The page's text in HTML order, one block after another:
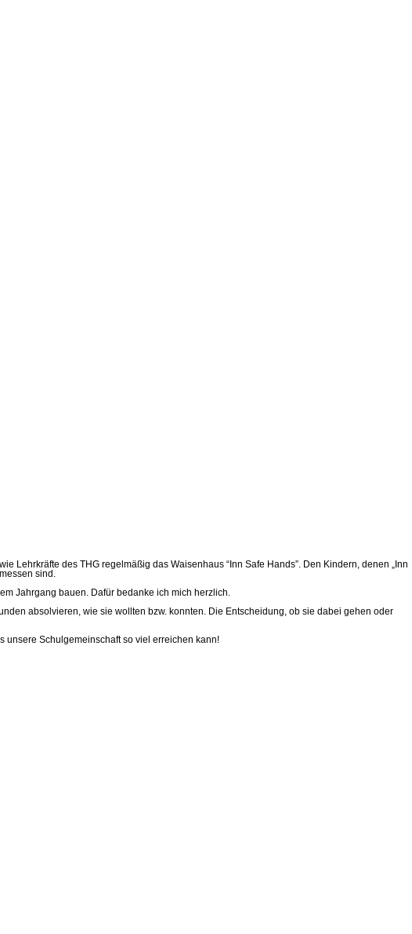
des THG regelmäßig das Waisenhaus “Inn Safe Hands”. Den Kindern, denen „Inn
sind.
Jahrgang bauen. Dafür bedanke ich mich herzlich.
absolvieren, wie sie wollten bzw. konnten. Die Entscheidung, ob sie dabei gehen oder
unsere Schulgemeinschaft so viel erreichen kann!